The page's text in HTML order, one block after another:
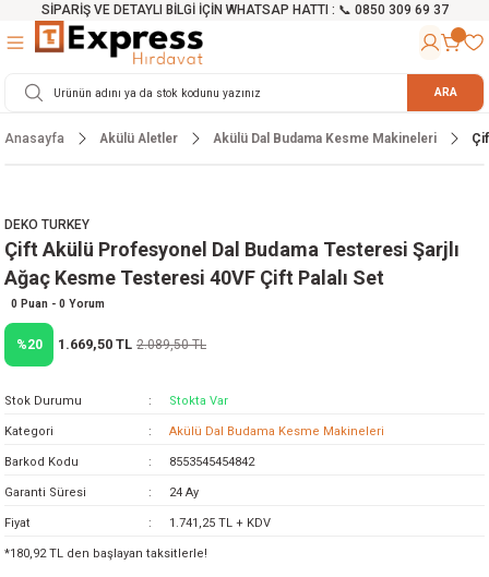
SİPARİŞ VE DETAYLI BİLGİ İÇİN WHATSAP HATTI : 📞 0850 309 69 37
Geri Dön
Geri Dön
Testereler
Makinesi
Testereler
Geri Dön
Cihazları
Geri Dön
Geri Dön
Geri Dön
Geri Dön
Mikser
Geri Dön
Geri Dön
Geri Dön
Geri Dön
ve Arabalar
Geri Dön
Malzemeleri ARA
Anasayfa Akülü Aletler Akülü Dal Budama Kesme Makineleri
DEKO TURKEY
Çift Akülü Profesyonel Dal Budama Testeresi Şarjlı
Ağaç Kesme Testeresi 40VF Çift Palalı Set
0 Puan - 0 Yorum
%20 1.669,50 TL 2.089,50 TL
Stok Durumu Stokta Var
Kategori Akülü Dal Budama Kesme Makineleri
Barkod Kodu 8553545454842
Garanti Süresi 24 Ay
Fiyat 1.741,25 TL + KDV
*180,92 TL den başlayan taksitlerle!